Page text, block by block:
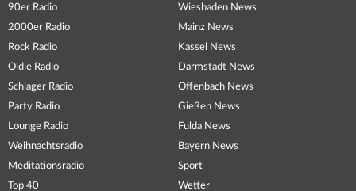
90er Radio
2000er Radio
Rock Radio
Oldie Radio
Schlager Radio
Party Radio
Lounge Radio
Weihnachtsradio
Meditationsradio
Top 40
Wiesbaden News
Mainz News
Kassel News
Darmstadt News
Offenbach News
Gießen News
Fulda News
Bayern News
Sport
Wetter